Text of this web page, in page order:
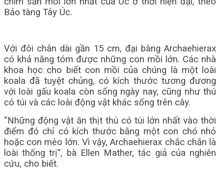
Bảo tàng Tây Úc.
Với đôi chân dài gần 15 cm, đại bàng Archaehierax
có khả năng tóm được những con mồi lớn. Các nhà
khoa học cho biết con mồi của chúng là một loài
koala đã tuyệt chủng, có kích thước tương đương
với loài gấu koala còn sống ngày nay, cũng như thú
có túi và các loài động vật khác sống trên cây.
“Những động vật ăn thịt thú có túi lớn nhất vào thời
điểm đó chỉ có kích thước bằng một con chó nhỏ
hoặc con mèo lớn. Vì vậy, Archaehierax chắc chắn là
loài thống trị”, bà Ellen Mather, tác giả của nghiên
cứu, cho biết.